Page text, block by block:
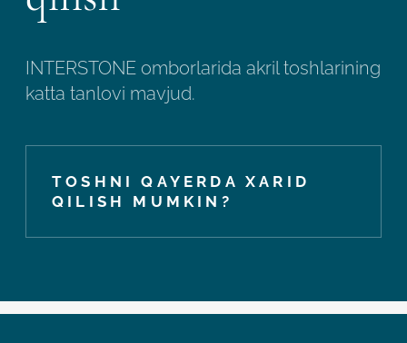
INTERSTONE omborlarida akril toshlarining
katta tanlovi mavjud.
TOSHNI QAYERDA XARID
QILISH MUMKIN?